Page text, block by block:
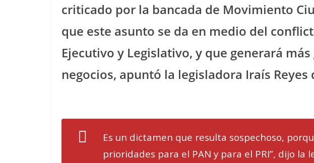
criticado por la bancada de Movimiento
que este asunto se da en medio del
Ejecutivo y Legislativo, y que generará
negocios, apuntó la legisladora Iraís Reyes
Es un dictamen que resulta sospechoso,
prioridades para el PAN y para el PRI”, dijo la